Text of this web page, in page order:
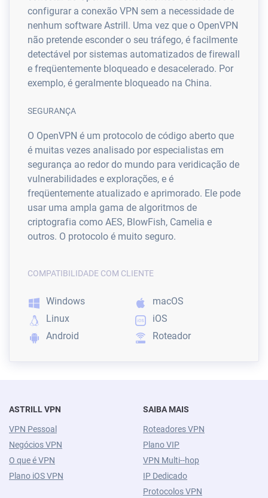
configurar a conexão VPN sem a necessidade de
nenhum software Astrill. Uma vez que o OpenVPN
não pretende esconder o seu tráfego, é facilmente
detectável por sistemas automatizados de firewall
e freqüentemente bloqueado e desacelerado. Por
exemplo, é geralmente bloqueado na China.
SEGURANÇA
O OpenVPN é um protocolo de código aberto que
é muitas vezes analisado por especialistas em
segurança ao redor do mundo para veridicação de
vulnerabilidades e explorações, e é
freqüentemente atualizado e aprimorado. Ele pode
usar uma ampla gama de algoritmos de
criptografia como AES, BlowFish, Camelia e
outros. O protocolo é muito seguro.
COMPATIBILIDADE COM CLIENTE
Windows
macOS
Linux
iOS
Android
Roteador
ASTRILL VPN
VPN Pessoal
Negócios VPN
O que é VPN
Plano iOS VPN
SAIBA MAIS
Roteadores VPN
Plano VIP
VPN Multi--hop
IP Dedicado
Protocolos VPN